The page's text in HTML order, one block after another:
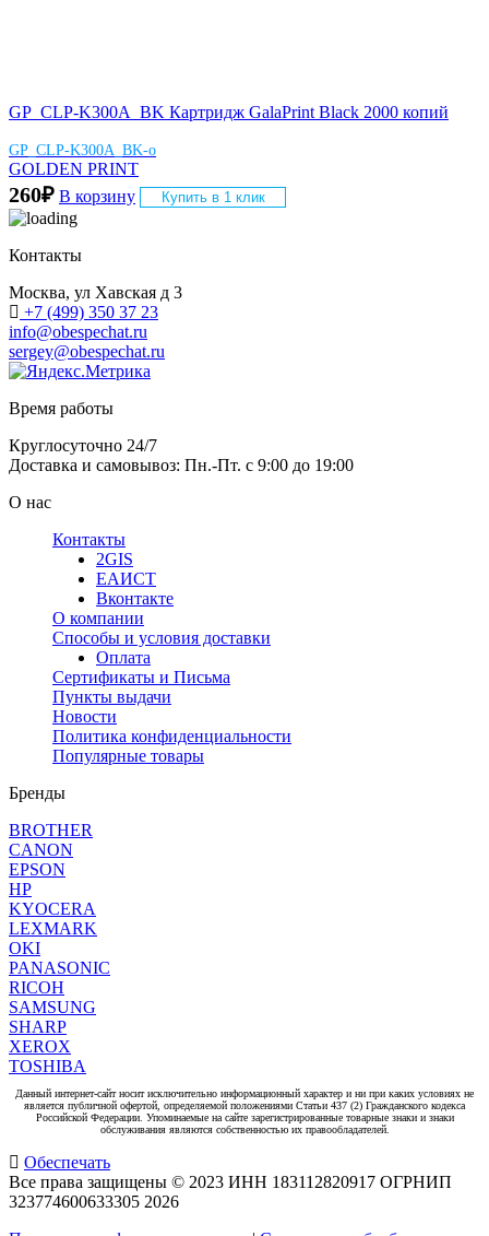
GP_CLP-K300A_BK Картридж GalaPrint Black 2000 копий
GP_CLP-K300A_BK-o
GOLDEN PRINT
260₽ В корзину Купить в 1 клик
Контакты
Москва, ул Хавская д 3
+7 (499) 350 37 23
info@obespechat.ru
sergey@obespechat.ru
Время работы
Круглосуточно 24/7
Доставка и самовывоз: Пн.-Пт. с 9:00 до 19:00
О нас
Контакты
2GIS
ЕАИСТ
Вконтакте
О компании
Способы и условия доставки
Оплата
Сертификаты и Письма
Пункты выдачи
Новости
Политика конфиденциальности
Популярные товары
Бренды
BROTHER
CANON
EPSON
HP
KYOCERA
LEXMARK
OKI
PANASONIC
RICOH
SAMSUNG
SHARP
XEROX
TOSHIBA
Данный интернет-сайт носит исключительно информационный характер и ни при каких условиях не
является публичной офертой, определяемой положениями Статьи 437 (2) Гражданского кодекса
Российской Федерации. Упоминаемые на сайте зарегистрированные товарные знаки и знаки
обслуживания являются собственностью их правообладателей.
Обеспечать
Все права защищены © 2023 ИНН 183112820917 ОГРНИП
323774600633305 2026